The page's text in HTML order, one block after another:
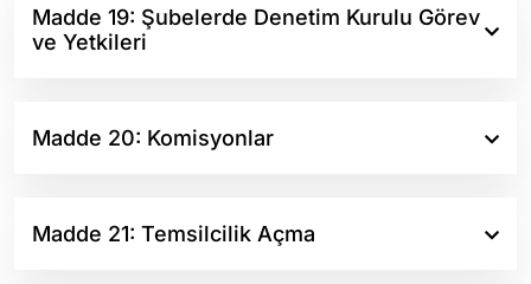
Madde 19: Şubelerde Denetim Kurulu Görev
ve Yetkileri
Madde 20: Komisyonlar
Madde 21: Temsilcilik Açma